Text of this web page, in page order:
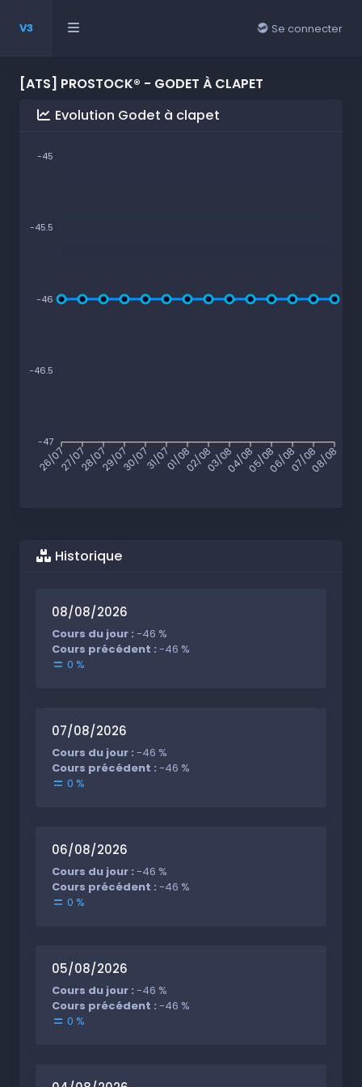
V3 Se connecter
[ATS] PROSTOCK® - GODET À CLAPET
Evolution Godet à clapet
-45
-45.5
-46
-46.5
-47
26/0727/0728/0729/0730/0731/0701/0802/0803/0804/0805/0806/0807/0808/08
Historique
08/08/2026
Cours du jour : -46 %
Cours précédent : -46 %
0 %
07/08/2026
Cours du jour : -46 %
Cours précédent : -46 %
0 %
06/08/2026
Cours du jour : -46 %
Cours précédent : -46 %
0 %
05/08/2026
Cours du jour : -46 %
Cours précédent : -46 %
0 %